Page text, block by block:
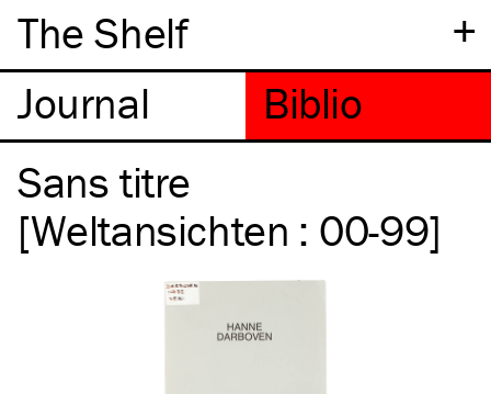
+
The Shelf
Sans titre
[Weltansichten : 00-99]